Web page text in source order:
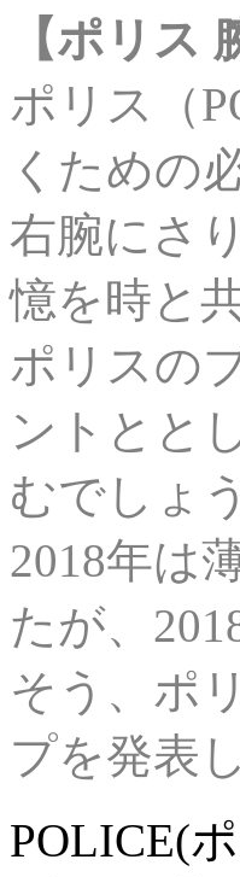
【ポリス
ポリス（
くための
右腕にさ
憶を時と
ポリスの
ントとと
むでしょう
2018年は
たが、
そう、ポ
プを発表
POLICE(